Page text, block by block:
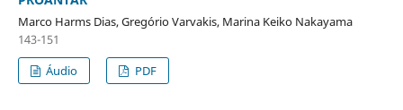
Marco Harms Dias, Gregório Varvakis, Marina Keiko Nakayama
143-151
Áudio
PDF